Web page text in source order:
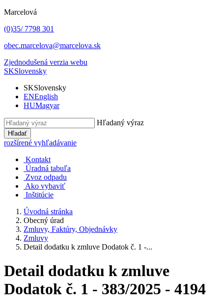
Marcelová
(0)35/ 7798 301
obec.marcelova@marcelova.sk
Zjednodušená verzia webu
SKSlovensky
SKSlovensky
ENEnglish
HUMagyar
Hľadaný výraz
Hľadať
rozšírené vyhľadávanie
Kontakt
Úradná tabuľa
Zvoz odpadu
Ako vybaviť
Inštitúcie
Úvodná stránka
Obecný úrad
Zmluvy, Faktúry, Objednávky
Zmluvy
Detail dodatku k zmluve Dodatok č. 1 -...
Detail dodatku k zmluve
Dodatok č. 1 - 383/2025 - 4194